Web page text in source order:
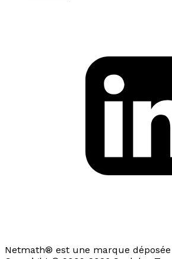
Netmath® est une marque